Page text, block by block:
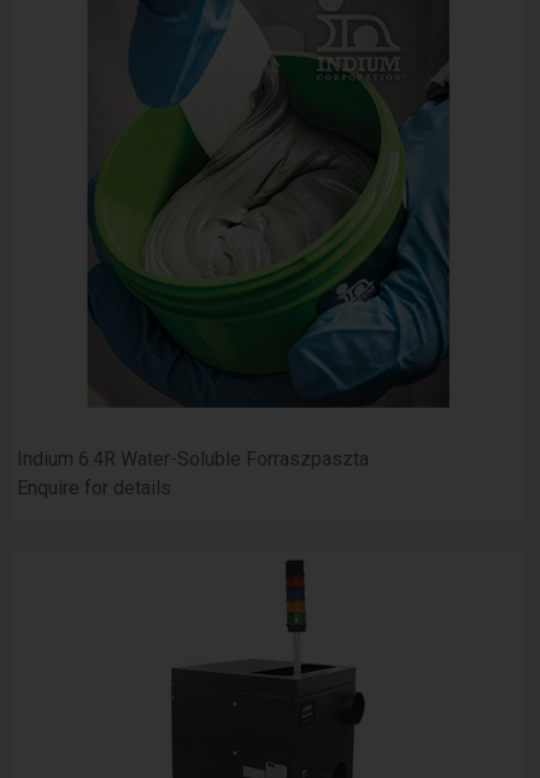
Indium 6.4R Water-Soluble Forraszpaszta
Enquire for details